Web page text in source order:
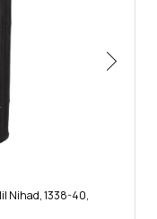
Nihad, 1338-40,